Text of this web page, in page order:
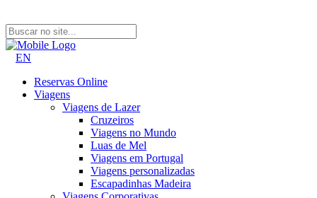
EN
Reservas Online
Viagens
Viagens de Lazer
Cruzeiros
Viagens no Mundo
Luas de Mel
Viagens em Portugal
Viagens personalizadas
Escapadinhas Madeira